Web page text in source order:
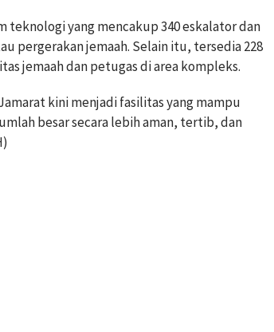
teknologi yang mencakup 340 eskalator dan
pergerakan jemaah. Selain itu, tersedia 228
jemaah dan petugas di area kompleks.
kini menjadi fasilitas yang mampu
besar secara lebih aman, tertib, dan